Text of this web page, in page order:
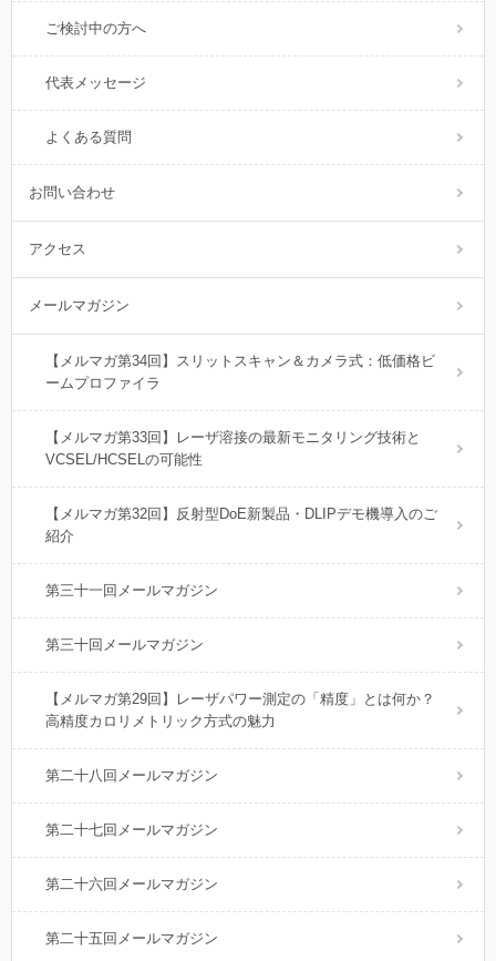
ご検討中の方へ
代表メッセージ
よくある質問
お問い合わせ
アクセス
メールマガジン
【メルマガ第34回】スリットスキャン＆カメラ式：低価格ビ
ームプロファイラ
【メルマガ第33回】レーザ溶接の最新モニタリング技術と
VCSEL/HCSELの可能性
【メルマガ第32回】反射型DoE新製品・DLIPデモ機導入のご
紹介
第三十一回メールマガジン
第三十回メールマガジン
【メルマガ第29回】レーザパワー測定の「精度」とは何か？
高精度カロリメトリック方式の魅力
第二十八回メールマガジン
第二十七回メールマガジン
第二十六回メールマガジン
第二十五回メールマガジン